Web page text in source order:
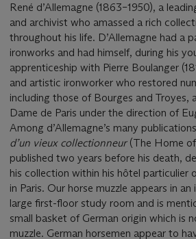
René d’Allemagne (1863–1950), a
and archivist who amassed a rich
throughout his life. D’Allemagne had a
ironworks and had himself, during his
apprenticeship with Pierre Boulanger
and artistic ironworker who restored
including those of Bourges and Troyes,
Dame de Paris under the direction of
Among d’Allemagne’s many
d’un vieux collectionneur (The Home
published two years before his death,
his collection within his hôtel particulier
in Paris. Our horse muzzle appears in
large first-floor study room and is
small basket of German origin which is
muzzle. German horsemen appear to